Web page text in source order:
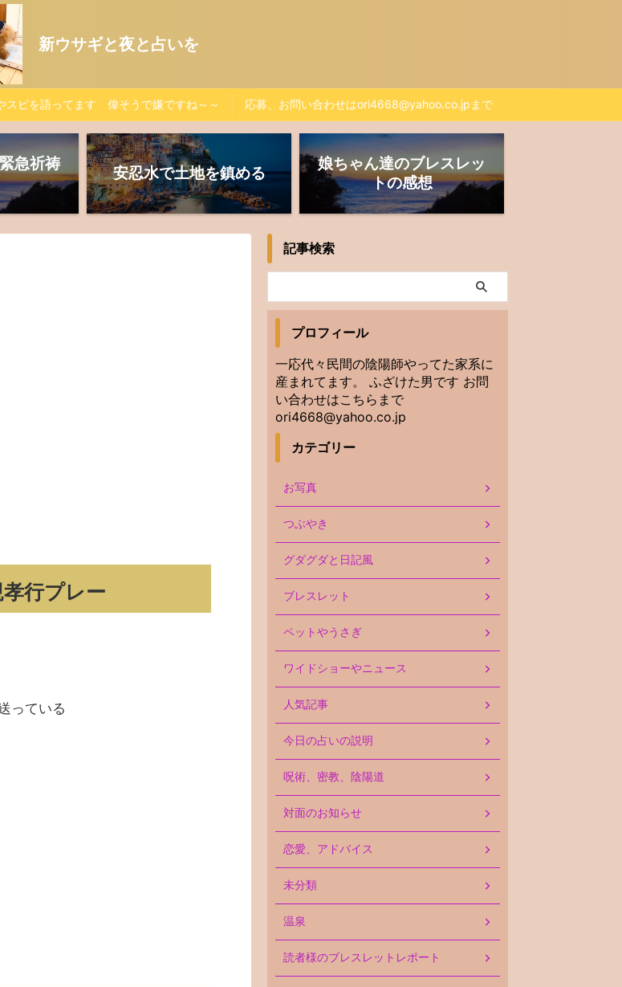
新ウサギと夜と占いを
スピを語ってます 偉そうで嫌ですね～～ 応募、お問い合わせはori4668@yahoo.co.jpまで
急祈祷
安忍水で土地を鎮める
娘ちゃん達のブレスレッ
トの感想
行プレー
っている
記事検索
プロフィール
一応代々民間の陰陽師やってた家系に
産まれてます。 ふざけた男です お問
い合わせはこちらまで
ori4668@yahoo.co.jp
カテゴリー
お写真
つぶやき
グダグダと日記風
ブレスレット
ペットやうさぎ
ワイドショーやニュース
人気記事
今日の占いの説明
呪術、密教、陰陽道
対面のお知らせ
恋愛、アドバイス
未分類
温泉
読者様のブレスレットレポート